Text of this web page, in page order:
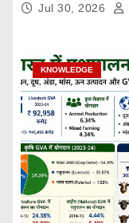
Jul 30, 2026
KNOWLEDGE